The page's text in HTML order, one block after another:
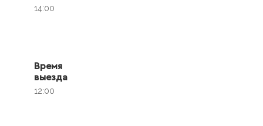
14:00
Время
выезда
12:00